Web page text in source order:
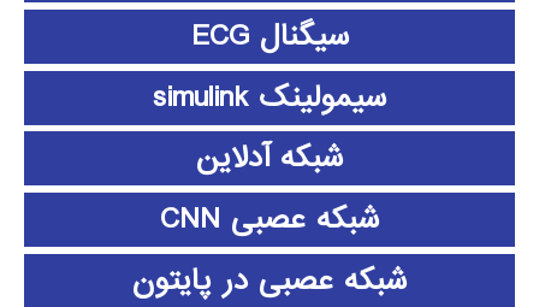
سیگنال ECG
سیمولینک simulink
شبکه آدلاین
شبکه عصبی CNN
شبکه عصبی در پایتون